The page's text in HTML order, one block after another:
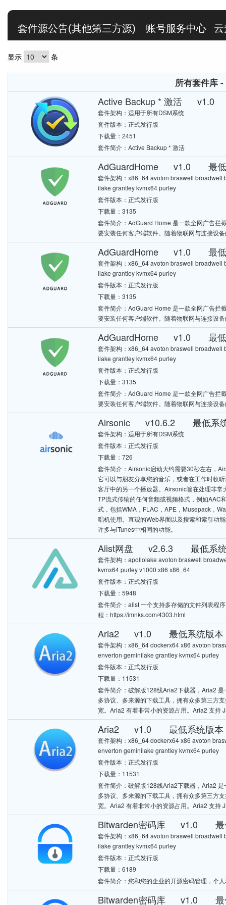
套件源公告(其他第三方源) 账号服务中心
显示 条
所有套件库
Active Backup * 激活 v1.0
套件架构：适用于所有DSM系统
套件版本：正式发行版
下载量：2451
套件简介：Active Backup * 激活
AdGuardHome v1.0 最低
套件架构：x86_64 avoton braswell
ilake grantley kvmx64 purley
套件版本：正式发行版
下载量：3135
套件简介：AdGuard Home 是一款全网广告拦
要安装任何客户端软件。随着物联网与连接设
AdGuardHome v1.0 最低
套件架构：x86_64 avoton braswell
ilake grantley kvmx64 purley
套件版本：正式发行版
下载量：3135
套件简介：AdGuard Home 是一款全网广告拦
要安装任何客户端软件。随着物联网与连接设
AdGuardHome v1.0 最低
套件架构：x86_64 avoton braswell
ilake grantley kvmx64 purley
套件版本：正式发行版
下载量：3135
套件简介：AdGuard Home 是一款全网广告拦
要安装任何客户端软件。随着物联网与连接设
Airsonic v10.6.2 最低系统
套件架构：适用于所有DSM系统
套件版本：正式发行版
下载量：726
套件简介：Airsonic启动大约需要30秒左右，
它可以与朋友分享您的音乐，或者在工作时收
客厅中的另一个播放器。Airsonic旨在处理非
TP流式传输的任何音频或视频格式，例如AAC
式，包括WMA，FLAC，APE，Musepack，
唱机使用。直观的Web界面以及搜索和索引功
许多与iTunes中相同的功能。
Alist网盘 v2.6.3 最低系统
套件架构：apollolake avoton braswell
kvmx64 purley v1000 x86 x86_64
套件版本：正式发行版
下载量：5948
套件简介：alist 一个支持多存储的文件列表程
程：https://imnks.com/4303.html
Aria2 v1.0 最低系统版本
套件架构：x86_64 dockerx64 x86 avoton
enverton geminilake grantley kvmx64 purley
套件版本：正式发行版
下载量：11531
套件简介：破解版128线Aria2下载器，Aria2
多协议、多来源的下载工具，拥有众多第三方
宽。Aria2 有着非常小的资源占用。Aria2 支持
Aria2 v1.0 最低系统版本
套件架构：x86_64 dockerx64 x86 avoton
enverton geminilake grantley kvmx64 purley
套件版本：正式发行版
下载量：11531
套件简介：破解版128线Aria2下载器，Aria2
多协议、多来源的下载工具，拥有众多第三方
宽。Aria2 有着非常小的资源占用。Aria2 支持
Bitwarden密码库 v1.0 最
套件架构：x86_64 avoton braswell
ilake grantley kvmx64 purley
套件版本：正式发行版
下载量：6189
套件简介：您和您的企业的开源密码管理，个
Bitwarden密码库 v1.0 最